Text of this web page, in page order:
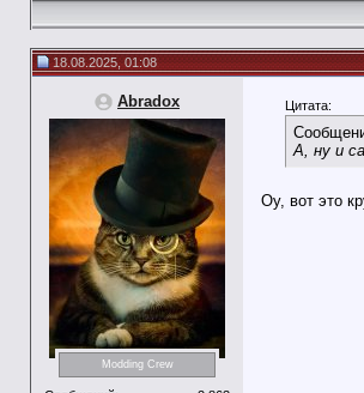
18.08.2025, 01:08
Abradox
Modding Crew
Цитата:
А, ну и
Оу, вот это